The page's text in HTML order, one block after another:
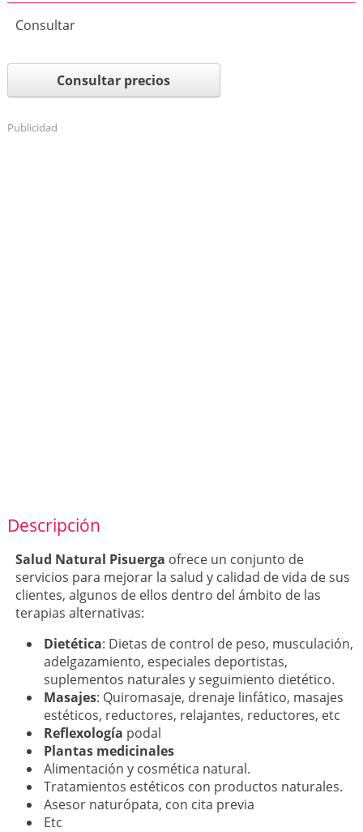
Consultar
Consultar precios
Publicidad
Descripción
Salud Natural Pisuerga ofrece un conjunto de
servicios para mejorar la salud y calidad de vida de sus
clientes, algunos de ellos dentro del ámbito de las
terapias alternativas:
Dietética: Dietas de control de peso, musculación,
adelgazamiento, especiales deportistas,
suplementos naturales y seguimiento dietético.
Masajes: Quiromasaje, drenaje linfático, masajes
estéticos, reductores, relajantes, reductores, etc
Reflexología podal
Plantas medicinales
Alimentación y cosmética natural.
Tratamientos estéticos con productos naturales.
Asesor naturópata, con cita previa
Etc